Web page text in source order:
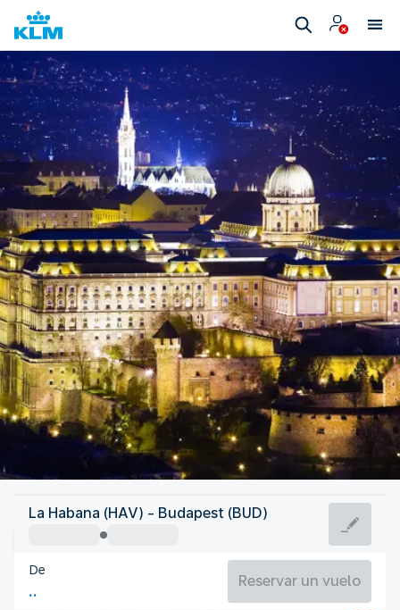
Hungría
Budapest
Hungría
Duración del vuelo
La Habana (HAV) - Budapest (BUD)
De
Reservar un vuelo